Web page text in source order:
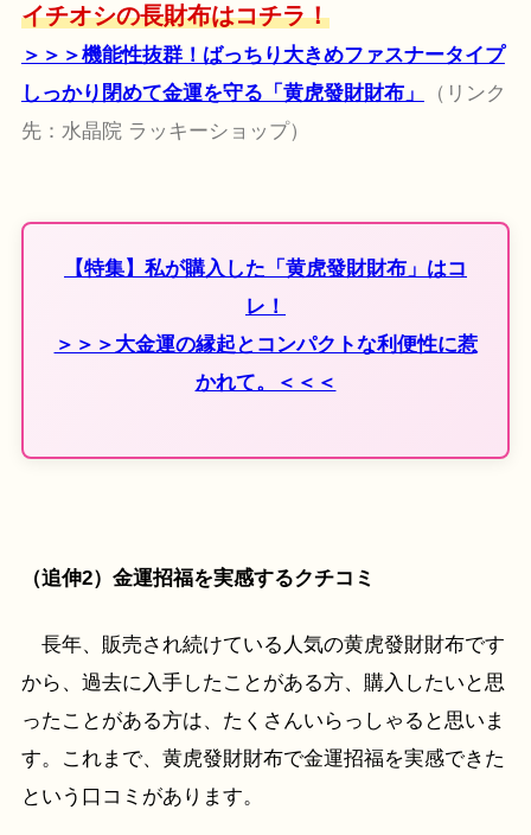
イチオシの長財布はコチラ！
＞＞＞機能性抜群！ばっちり大きめファスナータイプ
しっかり閉めて金運を守る「黄虎發財財布」
（リンク
先：水晶院 ラッキーショップ）
【特集】私が購入した「黄虎發財財布」はコ
レ！
＞＞＞大金運の縁起とコンパクトな利便性に惹
かれて。＜＜＜
（追伸2）金運招福を実感するクチコミ
長年、販売され続けている人気の黄虎發財財布です
から、過去に入手したことがある方、購入したいと思
ったことがある方は、たくさんいらっしゃると思いま
す。これまで、黄虎發財財布で金運招福を実感できた
という口コミがあります。